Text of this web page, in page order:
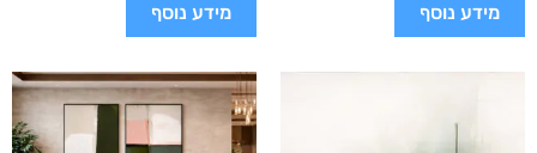
מידע נוסף מידע נוסף